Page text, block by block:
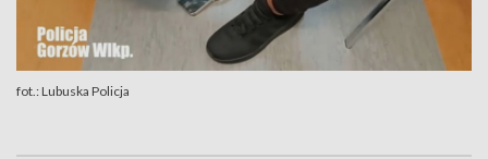
fot.: Lubuska Policja